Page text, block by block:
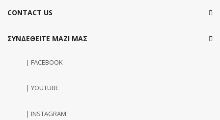
CONTACT US
ΣΥΝΔΕΘΕΙΤΕ ΜΑΖΙ ΜΑΣ
| FACEBOOK
| YOUTUBE
| INSTAGRAM